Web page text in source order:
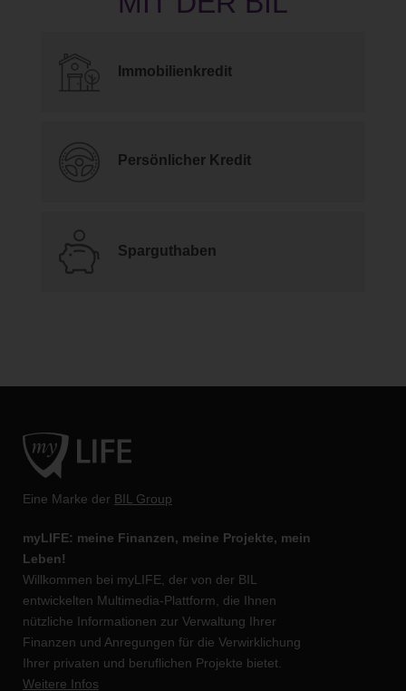
Immobilienkredit
Persönlicher Kredit
Sparguthaben
Eine Marke der BIL Group
myLIFE: meine Finanzen, meine Projekte, mein
Leben!
Willkommen bei myLIFE, der von der BIL
entwickelten Multimedia-Plattform, die Ihnen
nützliche Informationen zur Verwaltung Ihrer
Finanzen und Anregungen für die Verwirklichung
Ihrer privaten und beruflichen Projekte bietet.
Weitere Infos